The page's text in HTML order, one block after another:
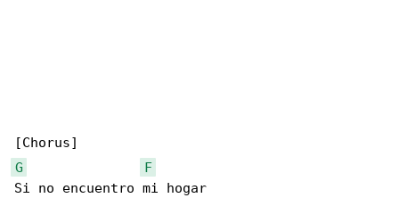
G
F
Si no encuentro mi hogar